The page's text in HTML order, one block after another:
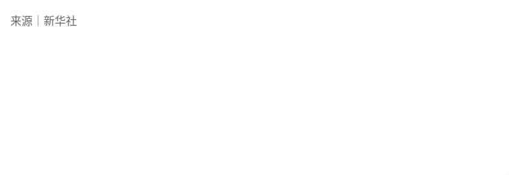
来源｜新华社